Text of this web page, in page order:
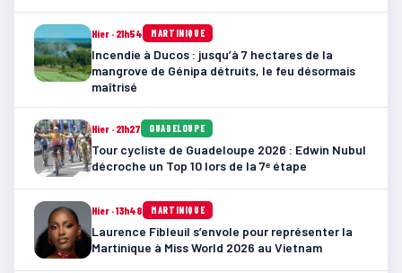
Hier · 21h54 MARTINIQUE
Incendie à Ducos : jusqu’à 7 hectares de la
mangrove de Génipa détruits, le feu désormais
maîtrisé
Hier · 21h27 GUADELOUPE
Tour cycliste de Guadeloupe 2026 : Edwin Nubul
décroche un Top 10 lors de la 7ᵉ étape
Hier · 13h48 MARTINIQUE
Laurence Fibleuil s’envole pour représenter la
Martinique à Miss World 2026 au Vietnam